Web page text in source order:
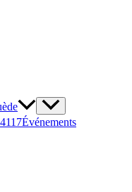
Événements